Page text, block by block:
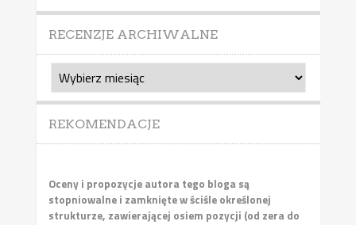
RECENZJE ARCHIWALNE
Recenzje
archiwalne
REKOMENDACJE
Oceny i propozycje autora tego bloga są
stopniowalne i zamknięte w ściśle określonej
strukturze, zawierającej osiem pozycji (od zera do